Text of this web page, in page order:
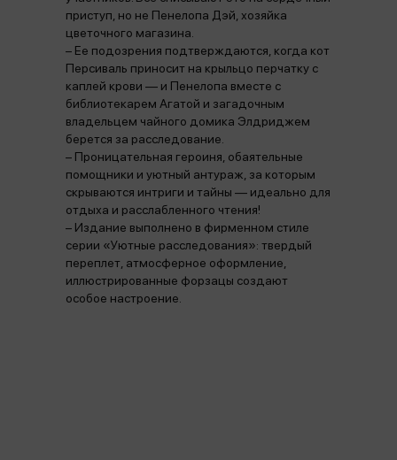
приступ, но не Пенелопа Дэй, хозяйка
цветочного магазина.
– Ее подозрения подтверждаются, когда кот
Персиваль приносит на крыльцо перчатку с
каплей крови — и Пенелопа вместе с
библиотекарем Агатой и загадочным
владельцем чайного домика Элдриджем
берется за расследование.
– Проницательная героиня, обаятельные
помощники и уютный антураж, за которым
скрываются интриги и тайны — идеально для
отдыха и расслабленного чтения!
– Издание выполнено в фирменном стиле
серии «Уютные расследования»: твердый
переплет, атмосферное оформление,
иллюстрированные форзацы создают
особое настроение.